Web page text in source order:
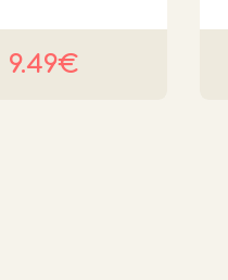
9.49€